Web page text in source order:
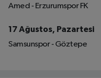
Amed - Erzurumspor FK
17 Ağustos, Pazartesi
Samsunspor - Göztepe